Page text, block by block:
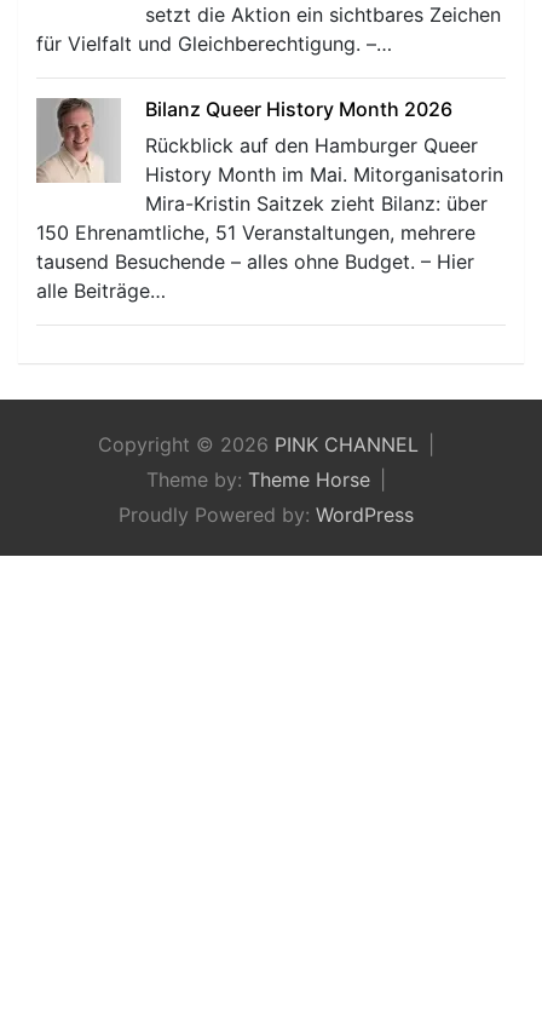
setzt die Aktion ein sichtbares Zeichen
für Vielfalt und Gleichberechtigung. –…
Bilanz Queer History Month 2026
Rückblick auf den Hamburger Queer
History Month im Mai. Mitorganisatorin
Mira-Kristin Saitzek zieht Bilanz: über
150 Ehrenamtliche, 51 Veranstaltungen, mehrere
tausend Besuchende – alles ohne Budget. – Hier
alle Beiträge…
Copyright © 2026 PINK CHANNEL
Theme by: Theme Horse
Proudly Powered by: WordPress